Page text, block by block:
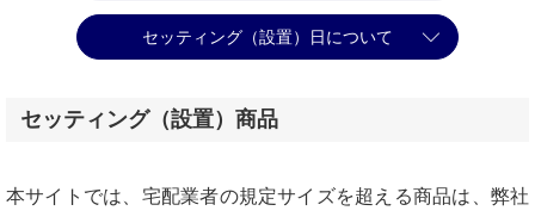
セッティング（設置）日について
セッティング（設置）商品
本サイトでは、宅配業者の規定サイズを超える商品は、弊社